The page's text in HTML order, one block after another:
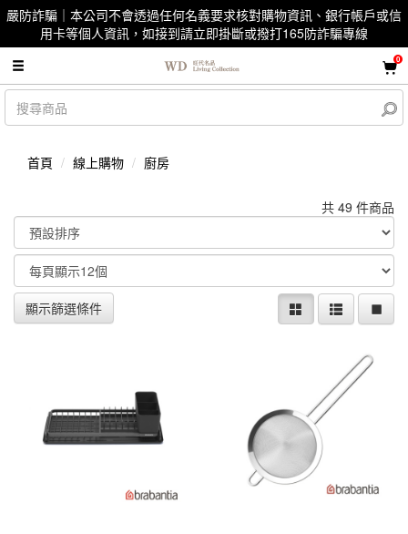
嚴防詐騙｜本公司不會透過任何名義要求核對購物資訊、銀行帳戶或信
用卡等個人資訊，如接到請立即掛斷或撥打165防詐騙專線
0
首頁 線上購物 廚房
共 49 件商品
顯示篩選條件